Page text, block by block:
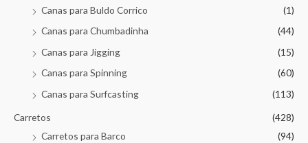
Canas para Buldo Corrico
(1)
Canas para Chumbadinha
(44)
Canas para Jigging
(15)
Canas para Spinning
(60)
Canas para Surfcasting
(113)
Carretos
(428)
Carretos para Barco
(94)